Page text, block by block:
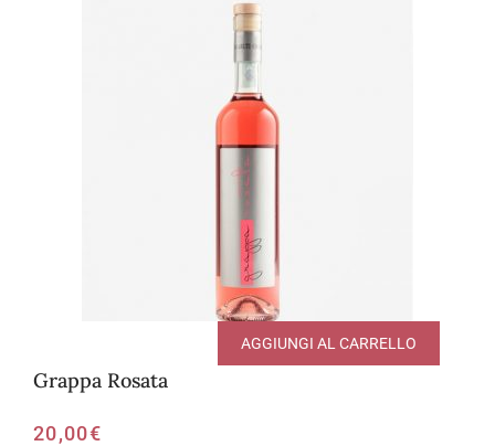
Grappa Rosata
20,00€
AGGIUNGI AL CARRELLO